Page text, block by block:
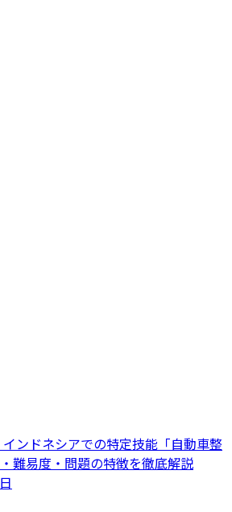
インドネシアでの特定技能「自動車整
難易度・問題の特徴を徹底解説